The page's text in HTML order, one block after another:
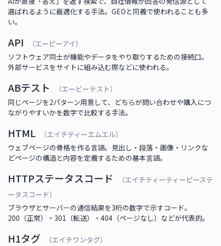
選ばれるように最適化する手法。GEOと同義で使われることも多
い。
API
（エーピーアイ）
ソフトウェア同士が機能やデータをやり取りするための接続口。
外部サービスをサイトに組み込む際などに使われる。
ABテスト
（エービーテスト）
同じページを2パターン用意して、どちらが問い合わせや購入につ
ながりやすいかを数字で比較する手法。
HTML
（エイチティーエムエル）
ウェブページの骨格を作る言語。見出し・段落・画像・リンクな
どページの構造と内容を定義するための基本言語。
HTTPステータスコード
（エイチティーティーピーステ
ータスコード）
ブラウザとサーバーの通信結果を3桁の数字で示すコード。
200（正常）・301（転送）・404（ページなし）などが代表的。
H1タグ
（エイチワンタグ）